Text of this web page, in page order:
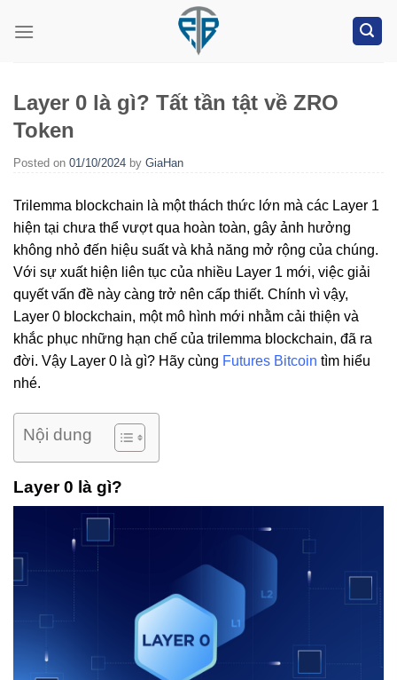
Layer 0 là gì? Tất tần tật về ZRO
Token
Posted on 01/10/2024 by GiaHan
Trilemma blockchain là một thách thức lớn mà các Layer 1
hiện tại chưa thể vượt qua hoàn toàn, gây ảnh hưởng
không nhỏ đến hiệu suất và khả năng mở rộng của chúng.
Với sự xuất hiện liên tục của nhiều Layer 1 mới, việc giải
quyết vấn đề này càng trở nên cấp thiết. Chính vì vậy,
Layer 0 blockchain, một mô hình mới nhằm cải thiện và
khắc phục những hạn chế của trilemma blockchain, đã ra
đời. Vậy Layer 0 là gì? Hãy cùng Futures Bitcoin tìm hiểu
nhé.
Nội dung
Layer 0 là gì?